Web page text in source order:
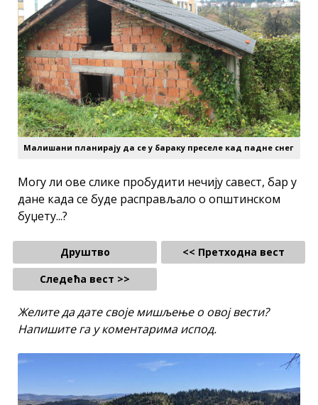
Малишани планирају да се у бараку преселе кад падне снег
Могу ли ове слике пробудити нечију савест, бар у
дане када се буде расправљало о општинском
буџету...?
Друштво
<< Претходна вест
Следећа вест >>
Желите да дате своје мишљење о овој вести?
Напишите га у коментарима испод.